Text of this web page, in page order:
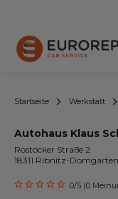
Online-
Startseite Werkstatt
Autohaus Klaus
Rostocker Straße 2
18311 Ribnitz-Domgarten
0/5 (0